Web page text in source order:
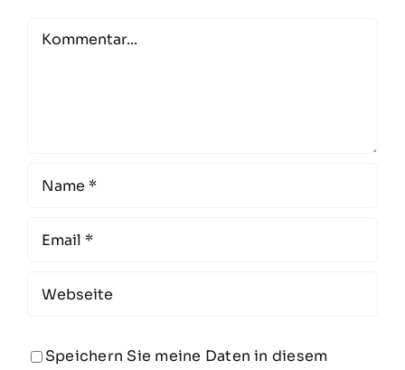
Comment
Speichern Sie meine Daten in diesem